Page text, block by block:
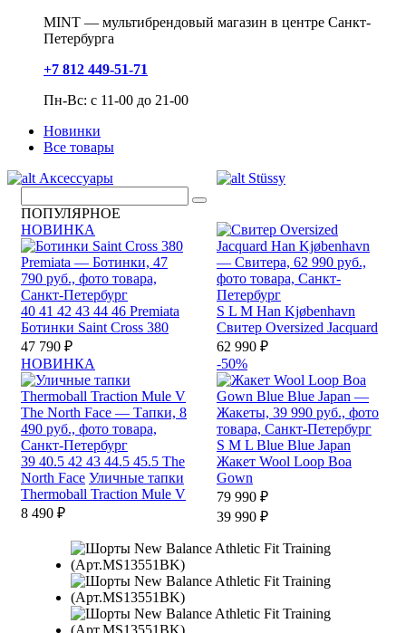
MINT — мультибрендовый магазин в центре Санкт-
Петербурга
+7 812 449-51-71
Пн-Вс: с 11-00 до 21-00
Новинки
Все товары
Аксессуары
Stüssy
ПОПУЛЯРНОЕ
НОВИНКА
40 41 42 43 44 46 Premiata
Ботинки Saint Cross 380
47 790 ₽
S L M Han Kjøbenhavn
Свитер Oversized Jacquard
62 990 ₽
НОВИНКА
39 40.5 42 43 44.5 45.5 The
North Face Уличные тапки
Thermoball Traction Mule V
8 490 ₽
-50%
S M L Blue Blue Japan
Жакет Wool Loop Boa
Gown
79 990 ₽
39 990 ₽